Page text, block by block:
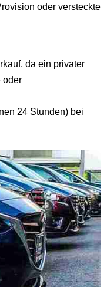
oder versteckte
da ein privater
oder
24 Stunden) bei